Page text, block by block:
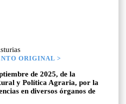
ORIGINAL >
de 2025, de la
y Política Agraria, por la
en diversos órganos de